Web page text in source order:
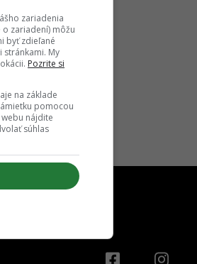
zariadenia
zariadení) môžu
byť zdieľané
stránkami. My
Pozrite si
na základe
pomocou
nájdite
súhlas